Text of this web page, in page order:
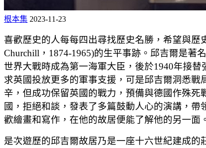
根本集 2023-11-23
喜歡歷史的人每每四出尋找歷史名勝，希望與歷
Churchill，1874-1965)的生平事跡。邱吉爾是著
世界大戰時成為第一海軍大臣，後於1940年接
求英國投放更多的軍事支援，可是邱吉爾洞悉
辛，但成功保留英國的戰力，預備與德國作殊
國，拒絕和談，發表了多篇鼓動人心的演講，
歡繪畫和寫作，在他的故居便能了解他的另一面
是次遊歷的邱吉爾故居乃是一座十六世紀建成的